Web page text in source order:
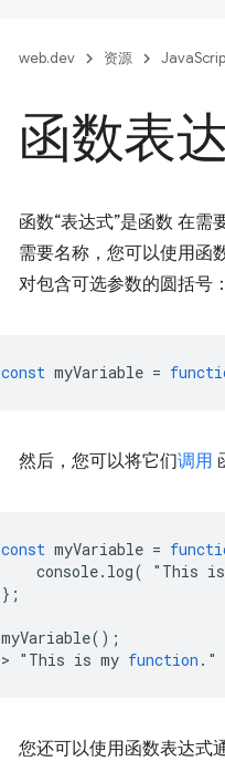
web.dev 资源
函数表
函数“表达式”是函数 在需
需要名称，您可以使用函
对包含可选参数的圆括号：
const myVariable =
然后，您可以将它们调用
const myVariable =
console. log( " This is
};
myVariable();
> " This is my function .
您还可以使用函数表达式